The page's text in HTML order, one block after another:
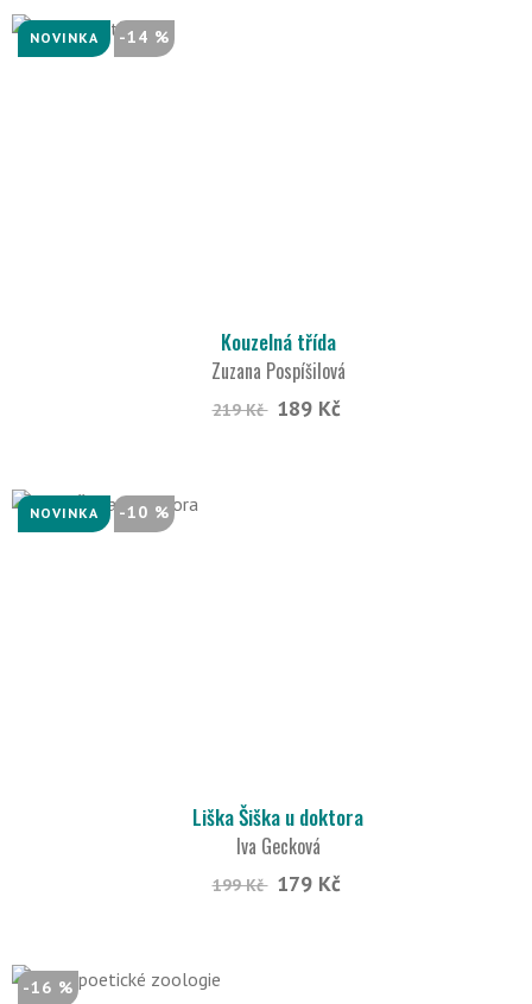
NOVINKA -14 %
Kouzelná třída
Zuzana Pospíšilová
219 Kč 189 Kč
NOVINKA -10 %
Liška Šiška u doktora
Iva Gecková
199 Kč 179 Kč
-16 %